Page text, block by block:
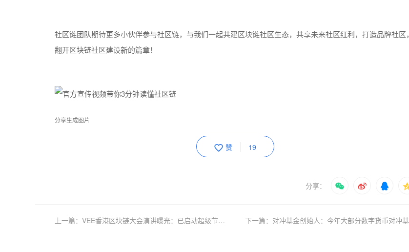
社区链团队期待更多小伙伴参与社区链，与我们一起共建区块链社区生态，共享未来社区红利，打造品牌社区，
翻开区块链社区建设新的篇章！
分享生成图片
赞 19
分享：
上一篇：VEE香港区块链大会演讲曝光：已启动超级节点“部落联盟”铸币合作伙伴计划